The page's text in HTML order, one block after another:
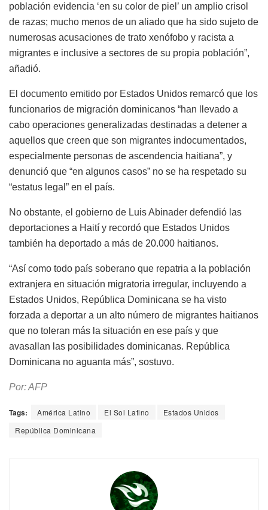
población evidencia ‘en su color de piel’ un amplio crisol
de razas; mucho menos de un aliado que ha sido sujeto de
numerosas acusaciones de trato xenófobo y racista a
migrantes e inclusive a sectores de su propia población”,
añadió.
El documento emitido por Estados Unidos remarcó que los
funcionarios de migración dominicanos “han llevado a
cabo operaciones generalizadas destinadas a detener a
aquellos que creen que son migrantes indocumentados,
especialmente personas de ascendencia haitiana”, y
denunció que “en algunos casos” no se ha respetado su
“estatus legal” en el país.
No obstante, el gobierno de Luis Abinader defendió las
deportaciones a Haití y recordó que Estados Unidos
también ha deportado a más de 20.000 haitianos.
“Así como todo país soberano que repatria a la población
extranjera en situación migratoria irregular, incluyendo a
Estados Unidos, República Dominicana se ha visto
forzada a deportar a un alto número de migrantes haitianos
que no toleran más la situación en ese país y que
avasallan las posibilidades dominicanas. República
Dominicana no aguanta más”, sostuvo.
Por: AFP
Tags: América Latino El Sol Latino
Estados Unidos
República Dominicana